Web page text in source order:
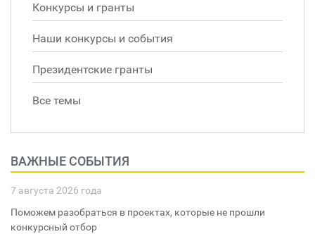
Конкурсы и гранты
Наши конкурсы и события
Президентские гранты
Все темы
ВАЖНЫЕ СОБЫТИЯ
7 августа 2026 года
Поможем разобраться в проектах, которые не прошли
конкурсный отбор